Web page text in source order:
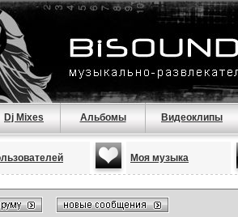
Dj Mixes Альбомы Видеоклипы
Моя музыка